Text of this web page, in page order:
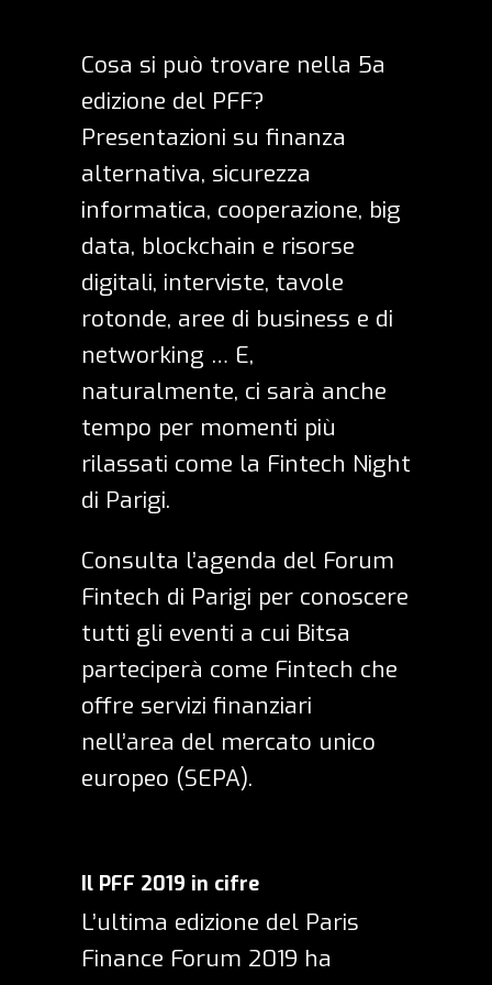
Cosa si può trovare nella 5a
edizione del PFF?
Presentazioni su finanza
alternativa, sicurezza
informatica, cooperazione, big
data, blockchain e risorse
digitali, interviste, tavole
rotonde, aree di business e di
networking … E,
naturalmente, ci sarà anche
tempo per momenti più
rilassati come la Fintech Night
di Parigi.
Consulta l’agenda del Forum
Fintech di Parigi per conoscere
tutti gli eventi a cui Bitsa
parteciperà come Fintech che
offre servizi finanziari
nell’area del mercato unico
europeo (SEPA).
Il PFF 2019 in cifre
L’ultima edizione del Paris
Finance Forum 2019 ha